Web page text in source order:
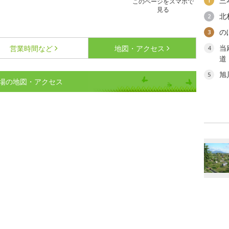
見る
営業時間など 地図・アクセス
の地図・アクセス
2 北
3 の
4
当
道
5 旭